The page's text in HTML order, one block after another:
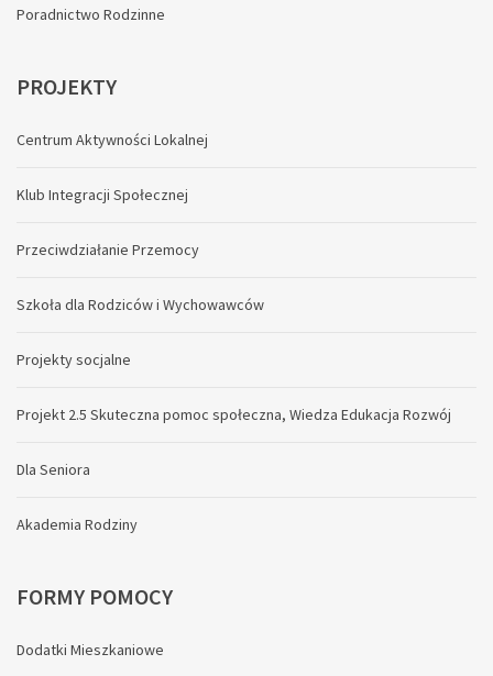
Poradnictwo Rodzinne
PROJEKTY
Centrum Aktywności Lokalnej
Klub Integracji Społecznej
Przeciwdziałanie Przemocy
Szkoła dla Rodziców i Wychowawców
Projekty socjalne
Projekt 2.5 Skuteczna pomoc społeczna, Wiedza Edukacja Rozwój
Dla Seniora
Akademia Rodziny
FORMY POMOCY
Dodatki Mieszkaniowe